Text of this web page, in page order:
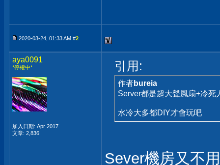
2020-03-24, 01:33 AM #2
aya0091
*停權中*
加入日期: Apr 2017
文章: 2,836
引用:
作者bureia
Server都是超大聲風扇+冷死
水冷大多都DIY才會玩吧
Sever機房又不